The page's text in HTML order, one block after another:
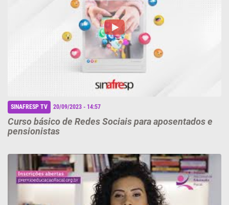
SINAFRESP TV 20/09/2023 - 14:57
Curso básico de Redes Sociais para aposentados e
pensionistas